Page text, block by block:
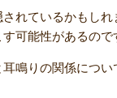
れているかもしれ
可能性があるので
鳴りの関係につい